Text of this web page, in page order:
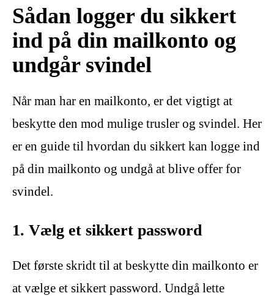
Sådan logger du sikkert
ind på din mailkonto og
undgår svindel
Når man har en mailkonto, er det vigtigt at
beskytte den mod mulige trusler og svindel. Her
er en guide til hvordan du sikkert kan logge ind
på din mailkonto og undgå at blive offer for
svindel.
1. Vælg et sikkert password
Det første skridt til at beskytte din mailkonto er
at vælge et sikkert password. Undgå lette